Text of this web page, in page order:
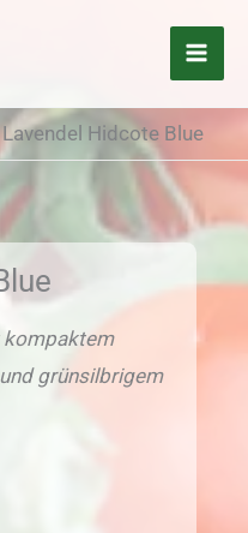
Lavendel Hidcote Blue
kompaktem
grünsilbrigem